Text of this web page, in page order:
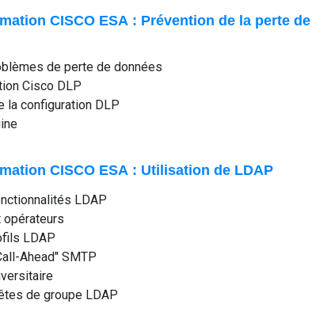
CISCO ESA : Prévention de la perte de
de perte de données
Cisco DLP
la configuration DLP
CISCO ESA : Utilisation de LDAP
LDAP
opérateurs
LDAP
Ahead" SMTP
de groupe LDAP